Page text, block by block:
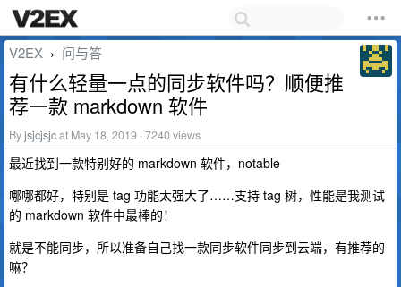
V2EX › 问与答
有什么轻量一点的同步软件吗？顺便推
荐一款 markdown 软件
Byjsjcjsjcat May 18, 2019 · 7240 views
最近找到一款特别好的 markdown 软件，notable
哪哪都好，特别是 tag 功能太强大了……支持 tag 树，性能是我测试
的 markdown 软件中最棒的！
就是不能同步，所以准备自己找一款同步软件同步到云端，有推荐的
嘛？